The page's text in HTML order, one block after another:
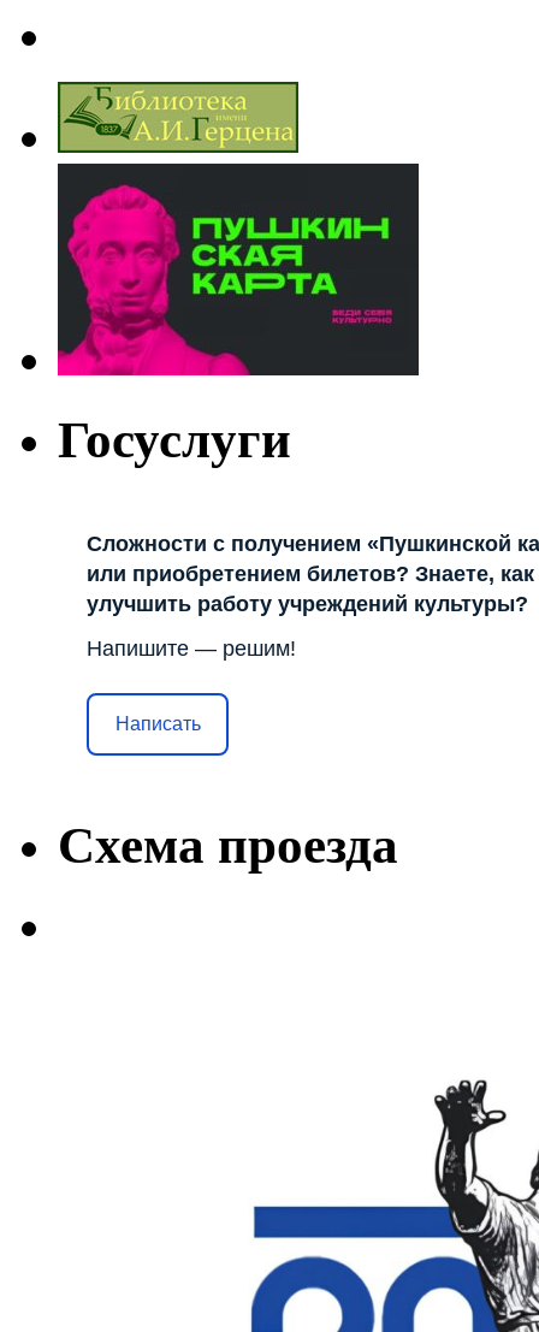
Госуслуги
Сложности с получением «Пушкинской
или приобретением билетов? Знаете, как
улучшить работу учреждений культуры?
Напишите — решим!
Написать
Схема проезда